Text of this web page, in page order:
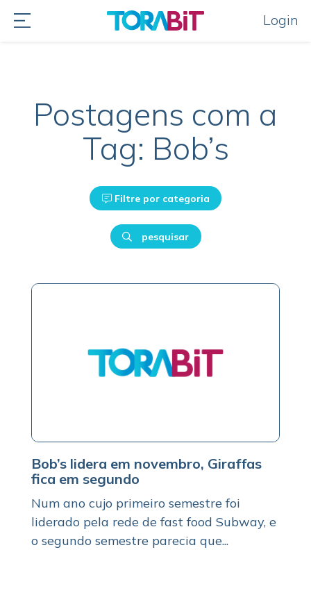
Login
Postagens com a
Tag: Bob’s
Filtre por categoria
pesquisar
Bob’s lidera em novembro, Giraffas
fica em segundo
Num ano cujo primeiro semestre foi
liderado pela rede de fast food Subway, e
o segundo semestre parecia que...